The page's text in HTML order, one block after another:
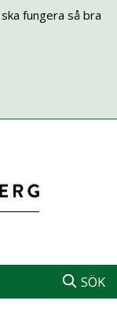
fungera så bra
SÖK